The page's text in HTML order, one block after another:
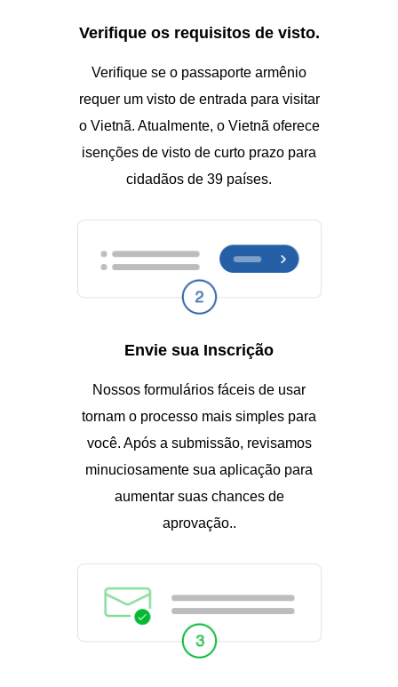
Verifique os requisitos de visto.
Verifique se o passaporte armênio
requer um visto de entrada para visitar
o Vietnã. Atualmente, o Vietnã oferece
isenções de visto de curto prazo para
cidadãos de 39 países.
Envie sua Inscrição
Nossos formulários fáceis de usar
tornam o processo mais simples para
você. Após a submissão, revisamos
minuciosamente sua aplicação para
aumentar suas chances de
aprovação..